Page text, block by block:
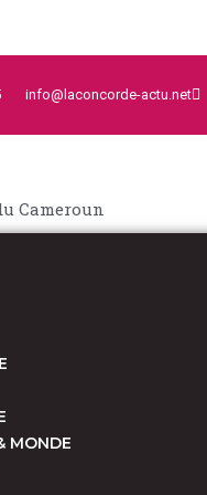
info@laconcorde-actu.net
Cameroun
MONDE